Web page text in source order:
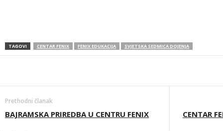
TAGOVI CENTAR FENIX FENIX EDUKACIJA SVJETSKA SEDMICA DOJENJA
Prethodni članak
BAJRAMSKA PRIREDBA U CENTRU FENIX CENTAR